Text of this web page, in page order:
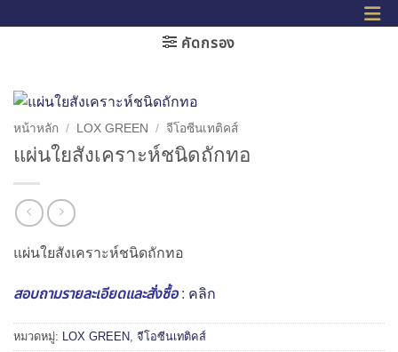
คัดกรอง
หน้าหลัก / LOX GREEN / จีโอซีนเทติคส์
แผ่นใยสังเคราะห์ชนิดถักทอ
แผ่นใยสังเคราะห์ชนิดถักทอ
สอบถามรายละเอียดและสั่งซื้อ: คลิก
หมวดหมู่: LOX GREEN, จีโอซีนเทติคส์